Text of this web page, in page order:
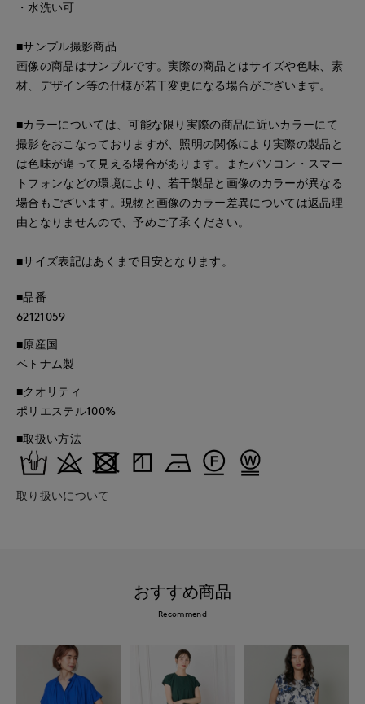
・水洗い可
■サンプル撮影商品
画像の商品はサンプルです。実際の商品とはサイズや色味、素
材、デザイン等の仕様が若干変更になる場合がございます。
■カラーについては、可能な限り実際の商品に近いカラーにて
撮影をおこなっておりますが、照明の関係により実際の製品と
は色味が違って見える場合があります。またパソコン・スマー
トフォンなどの環境により、若干製品と画像のカラーが異なる
場合もございます。現物と画像のカラー差異については返品理
由となりませんので、予めご了承ください。
■サイズ表記はあくまで目安となります。
■品番
62121059
■原産国
ベトナム製
■クオリティ
ポリエステル100%
■取扱い方法
取り扱いについて
おすすめ商品
Recommend